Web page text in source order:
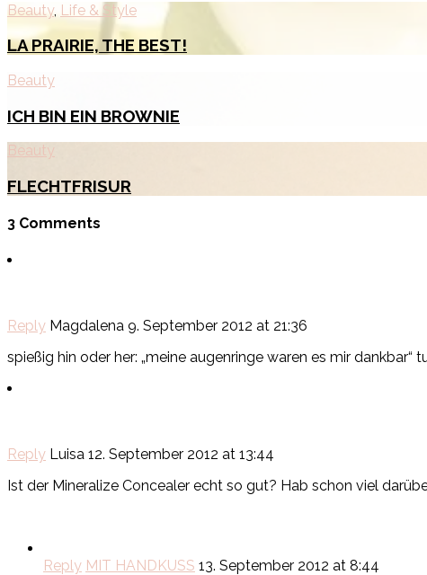
Beauty, Life & Style
LA PRAIRIE, THE BEST!
Beauty
ICH BIN EIN BROWNIE
Beauty
FLECHTFRISUR
3 Comments
Reply Magdalena 9. September 2012 at 21:36
spießig hin oder her: „meine augenringe waren es mir dankbar“
Reply Luisa 12. September 2012 at 13:44
Ist der Mineralize Concealer echt so gut? Hab schon viel
Reply MIT HANDKUSS 13. September 2012 at 8:44